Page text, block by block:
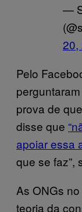
—
20,
Pelo
prova de
disse que
apoiar essa
que se faz”,
As ONGs
teoria da